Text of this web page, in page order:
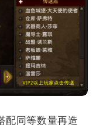
配同等数量再造